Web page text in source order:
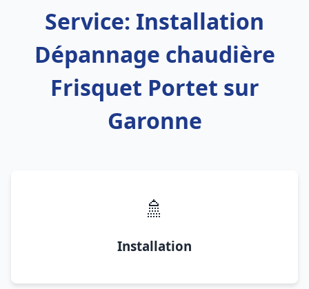
Service: Installation
Dépannage chaudière
Frisquet Portet sur
Garonne
🚿
Installation